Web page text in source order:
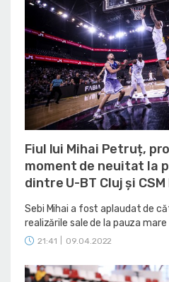
Fiul lui Mihai Petruț,
moment de neuitat la
dintre U-BT Cluj și
Sebi Mihai a fost aplaudat de
realizările sale de la pauza mare
21:41 09.04.2022